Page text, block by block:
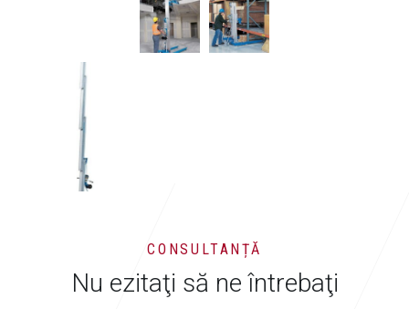
CONSULTANȚĂ
Nu ezitaţi să ne întrebaţi